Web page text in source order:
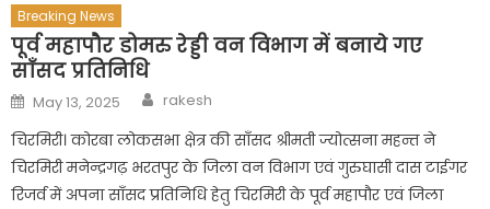
Breaking News
पूर्व महापौर डोमरु रेड्डी वन विभाग में बनाये गए
साँसद प्रतिनिधि
Posted
on
May 13, 2025 Author
rakesh
चिरमिरी। कोरबा लोकसभा क्षेत्र की साँसद श्रीमती ज्योत्सना महन्त ने
चिरमिरी मनेन्द्रगढ़ भरतपुर के जिला वन विभाग एवं गुरुघासी दास टाईगर
रिजर्व में अपना साँसद प्रतिनिधि हेतु चिरमिरी के पूर्व महापौर एवं जिला